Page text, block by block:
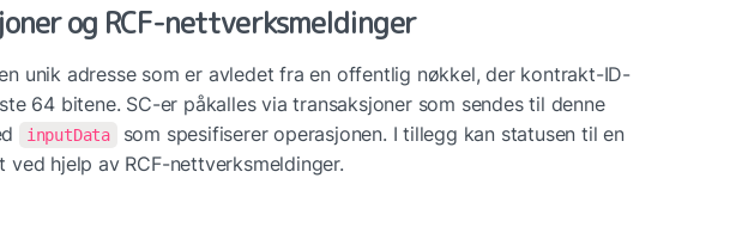
og RCF-nettverksmeldinger
unik adresse som er avledet fra en offentlig nøkkel, der kontrakt-ID-
64 bitene. SC-er påkalles via transaksjoner som sendes til denne
inputData
som spesifiserer operasjonen. I tillegg kan statusen til en
ved hjelp av RCF-nettverksmeldinger.